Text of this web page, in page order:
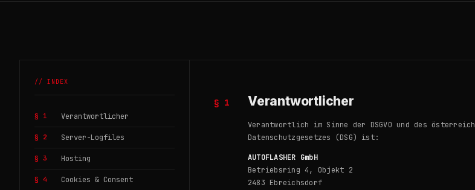
// INDEX
§ 1 Verantwortlicher
§ 2 Server-Logfiles
§ 3 Hosting
§ 4 Cookies & Consent
§ 1 Verantwortlicher
Verantwortlich im Sinne der DSGVO und des
Datenschutzgesetzes (DSG) ist:
AUTOFLASHER GmbH
Betriebsring 4, Objekt 2
2483 Ebreichsdorf